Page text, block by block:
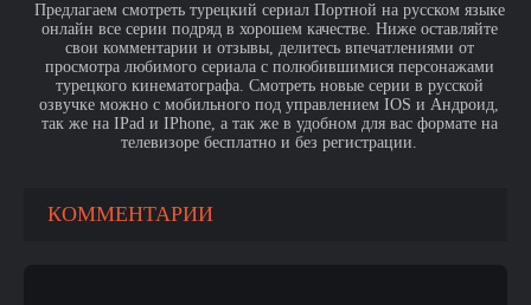
Предлагаем смотреть турецкий сериал Портной на русском языке
онлайн все серии подряд в хорошем качестве. Ниже оставляйте
свои комментарии и отзывы, делитесь впечатлениями от
просмотра любимого сериала с полюбившимися персонажами
турецкого кинематографа. Смотреть новые серии в русской
озвучке можно с мобильного под управлением IOS и Андроид,
так же на IPad и IPhone, а так же в удобном для вас формате на
телевизоре бесплатно и без регистрации.
КОММЕНТАРИИ